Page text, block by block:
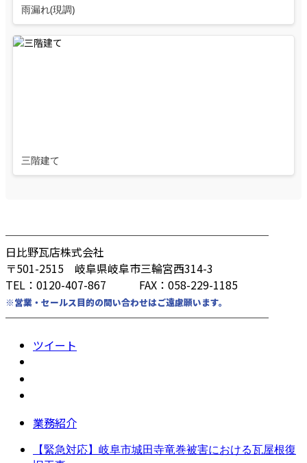
雨漏れ(現調)
三階建て
────────────────────────
日比野瓦店株式会社
〒501-2515 岐阜県岐阜市三輪宮西314-3
TEL：0120-407-867 FAX：058-229-1185
※営業・セールス目的の問い合わせはご遠慮願います。
────────────────────────
ツイート
業務紹介
【緊急対応】岐阜市城田寺竜巻被害における瓦屋根復